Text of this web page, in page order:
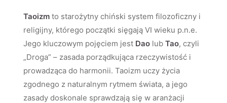
Taoizm to starożytny chiński system filozoficzny i
religijny, którego początki sięgają VI wieku p.n.e.
Jego kluczowym pojęciem jest Dao lubTao, czyli
„Droga” – zasada porządkująca rzeczywistość i
prowadząca do harmonii. Taoizm uczy życia
zgodnego z naturalnym rytmem świata, a jego
zasady doskonale sprawdzają się w aranżacji